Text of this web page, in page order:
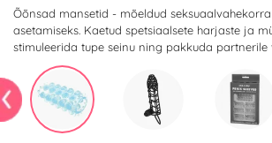
Õõnsad mansetid - mõeldud
asetamiseks. Kaetud spetsiaalsete harjaste ja
stimuleerida tupe seinu ning pakkuda partnerile
naudingut. Mansetid pinguldavad peenist veidi,
erektsioon tugevam ja akt kestab kauem kui
kohandub peenise suurusega.